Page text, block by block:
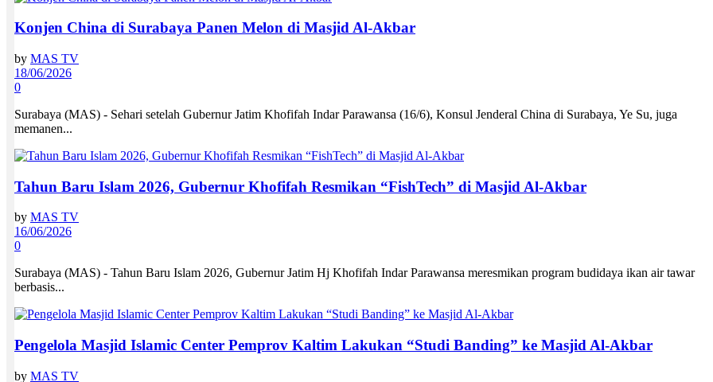
Konjen China di Surabaya Panen Melon di Masjid Al-Akbar
by MAS TV
18/06/2026
0
Surabaya (MAS) - Sehari setelah Gubernur Jatim Khofifah Indar Parawansa (16/6), Konsul Jenderal China di Surabaya, Ye Su, juga
memanen...
Tahun Baru Islam 2026, Gubernur Khofifah Resmikan “FishTech” di Masjid Al-Akbar
by MAS TV
16/06/2026
0
Surabaya (MAS) - Tahun Baru Islam 2026, Gubernur Jatim Hj Khofifah Indar Parawansa meresmikan program budidaya ikan air tawar
berbasis...
Pengelola Masjid Islamic Center Pemprov Kaltim Lakukan “Studi Banding” ke Masjid Al-Akbar
by MAS TV